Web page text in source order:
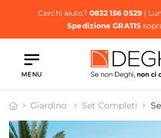
Cerchi aiuto? 0832 156 0529|
Spedizione GRATIS
MENU
Giardino Set Completi